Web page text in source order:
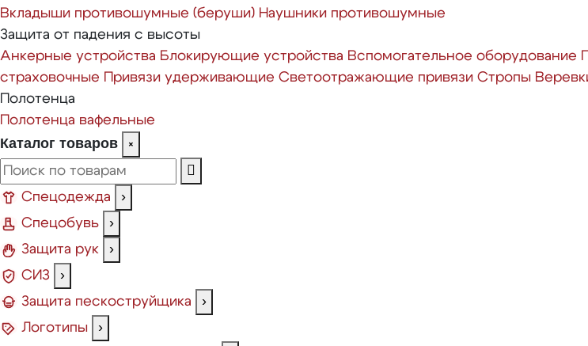
Вкладыши противошумные (беруши) Наушники противошумные
Защита от падения с высоты
Анкерные устройства Блокирующие устройства Вспомогательное оборудование
страховочные Привязи удерживающие Светоотражающие привязи Стропы
Полотенца
Полотенца вафельные
Каталог товаров ×
Спецодежда
›
Спецобувь
›
Защита рук
›
СИЗ
›
Защита пескоструйщика
›
Логотипы
›